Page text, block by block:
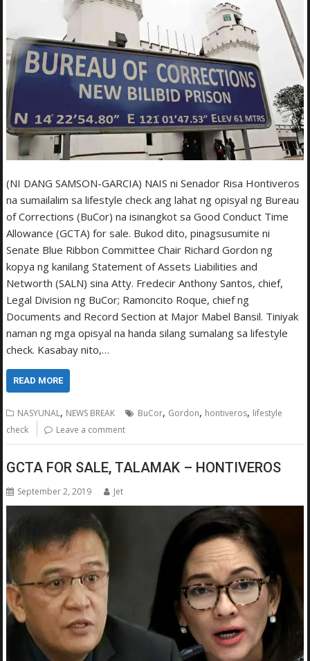
(NI DANG SAMSON-GARCIA) NAIS ni Senador Risa Hontiveros
na sumailalim sa lifestyle check ang lahat ng opisyal ng Bureau
of Corrections (BuCor) na isinangkot sa Good Conduct Time
Allowance (GCTA) for sale. Bukod dito, pinagsusumite ni
Senate Blue Ribbon Committee Chair Richard Gordon ng
kopya ng kanilang Statement of Assets Liabilities and
Networth (SALN) sina Atty. Fredecir Anthony Santos, chief,
Legal Division ng BuCor; Ramoncito Roque, chief ng
Documents and Record Section at Major Mabel Bansil. Tiniyak
naman ng mga opisyal na handa silang sumalang sa lifestyle
check. Kasabay nito,…
READ MORE
NASYUNAL, NEWS BREAK BuCor, Gordon, hontiveros, lifestyle
check
Leave a comment
GCTA FOR SALE, TALAMAK – HONTIVEROS
September 2, 2019 Jet